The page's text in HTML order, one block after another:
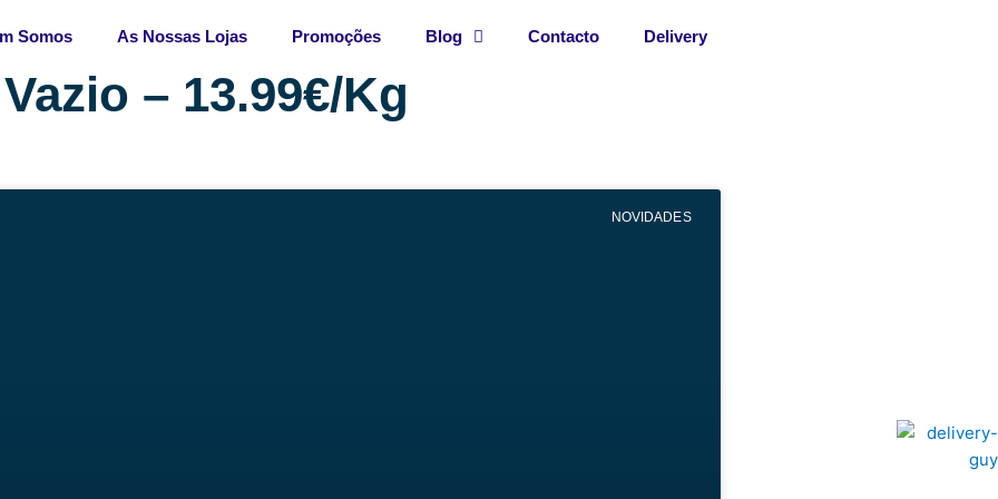
Somos As Nossas Lojas Promoções Blog Contacto Delivery
– 13.99€/Kg
NOVIDADES